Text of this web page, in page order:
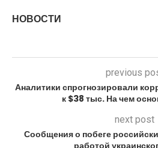
НОВОСТИ
previous
Аналитики спрогнозировали
к $38 тыс. На чем
next post
Сообщения о побеге